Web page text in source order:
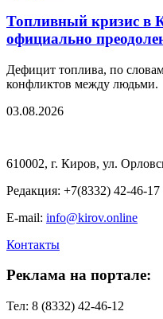
Топливный кризис в
официально
Дефицит топлива, по
конфликтов между людьми.
03.08.2026
610002, г. Киров, ул.
Редакция: +7(8332) 42-46-17
E-mail: info@kirov.online
Контакты
Реклама на портале:
Тел: 8 (8332) 42-46-12